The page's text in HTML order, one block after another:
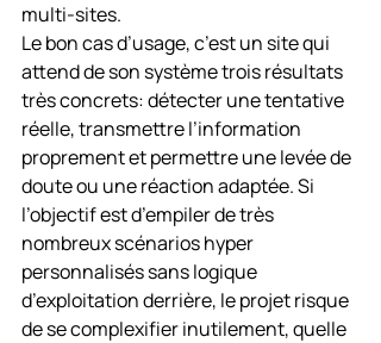
multi-sites.
Le bon cas d’usage, c’est un site qui
attend de son système trois résultats
très concrets: détecter une tentative
réelle, transmettre l’information
proprement et permettre une levée de
doute ou une réaction adaptée. Si
l’objectif est d’empiler de très
nombreux scénarios hyper
personnalisés sans logique
d’exploitation derrière, le projet risque
de se complexifier inutilement, quelle